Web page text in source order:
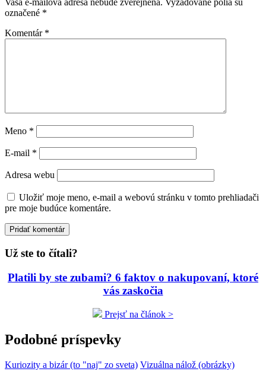
Vaša e-mailová adresa nebude zverejnená. Vyžadované polia sú
označené *
Komentár *
Meno *
E-mail *
Adresa webu
Uložiť moje meno, e-mail a webovú stránku v tomto prehliadači
pre moje budúce komentáre.
Už ste to čítali?
Platili by ste zubami? 6 faktov o nakupovaní, ktoré
vás zaskočia
Prejsť na článok >
Podobné príspevky
Kuriozity a bizár (to "naj" zo sveta) Vizuálna nálož (obrázky)